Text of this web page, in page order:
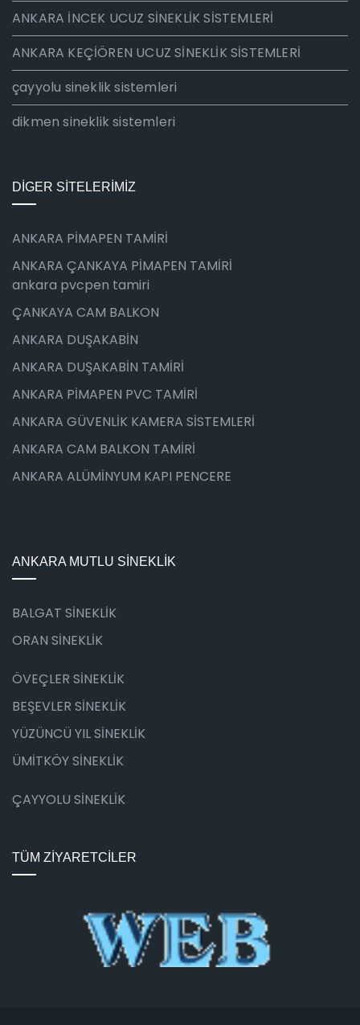
ANKARA İNCEK UCUZ SİNEKLİK SİSTEMLERİ
ANKARA KEÇİÖREN UCUZ SİNEKLİK SİSTEMLERİ
çayyolu sineklik sistemleri
dikmen sineklik sistemleri
DİGER SİTELERİMİZ
ANKARA PİMAPEN TAMİRİ
ANKARA ÇANKAYA PİMAPEN TAMİRİ
ankara pvcpen tamiri
ÇANKAYA CAM BALKON
ANKARA DUŞAKABİN
ANKARA DUŞAKABİN TAMİRİ
ANKARA PİMAPEN PVC TAMİRİ
ANKARA GÜVENLİK KAMERA SİSTEMLERİ
ANKARA CAM BALKON TAMİRİ
ANKARA ALÜMİNYUM KAPI PENCERE
ANKARA MUTLU SİNEKLİK
BALGAT SİNEKLİK
ORAN SİNEKLİK
ÖVEÇLER SİNEKLİK
BEŞEVLER SİNEKLİK
YÜZÜNCÜ YIL SİNEKLİK
ÜMİTKÖY SİNEKLİK
ÇAYYOLU SİNEKLİK
TÜM ZİYARETCİLER